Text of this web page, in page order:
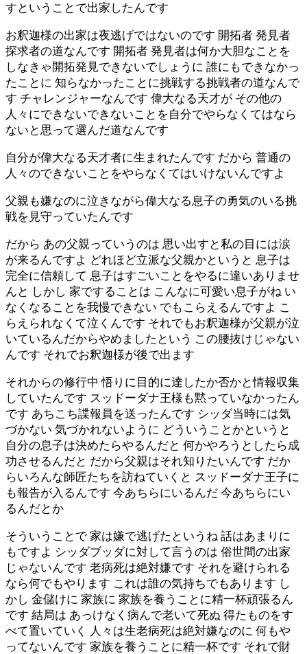
すということで出家したんです
お釈迦様の出家は夜逃げではないのです 開拓者 発見者
探求者の道なんです 開拓者 発見者は何か大胆なことを
しなきゃ開拓発見できないでしょうに 誰にもできなかっ
たことに 知らなかったことに挑戦する挑戦者の道なんで
す チャレンジャーなんです 偉大なる天才が その他の
人々にできないできないことを自分でやらなくてはなら
ないと思って選んだ道なんです
自分が偉大なる天才者に生まれたんです だから 普通の
人々のできないことをやらなくてはいけないんですよ
父親も嫌なのに泣きながら偉大なる息子の勇気のいる挑
戦を見守っていたんです
だから あの父親っていうのは 思い出すと私の目には涙
が来るんですよ どれほど立派な父親かというと 息子は
完全に信頼して 息子はすごいことをやるに違いありませ
んと しかし 家ですることは こんなに可愛い息子がね い
なくなることを我慢できない でもこらえるんですよ こ
らえられなくて泣くんです それでもお釈迦様が父親が泣
いているんだからやめましたという この腰抜けじゃない
んです それでお釈迦様が後で出ます
それからの修行中 悟りに目的に達したか否かと情報収集
していたんです スッドーダナ王様も黙っていなかったん
です あちこち諜報員を送ったんです シッダ当時には気
づかない 気づかれないように どういうことかというと
自分の息子は決めたらやるんだと 何かやろうとしたら成
功させるんだと だから父親はそれ知りたいんです だか
らいろんな師匠たちを訪ねていくと スッドーダナ王子に
も報告が入るんです 今あちらにいるんだ 今あちらにい
るんだとか
そういうことで 家は嫌で逃げたというね 話はあまりに
もですよ シッダブッダに対して言うのは 俗世間の出家
じゃないんです 老病死は絶対嫌です それを避けられる
なら何でもやります これは誰の気持ちでもあります し
かし 金儲けに 家族に 家族を養うことに精一杯頑張るん
です 結局は あっけなく病んで老いて死ぬ 得たものをす
べて置いていく 人々は生老病死は絶対嫌なのに 何もや
ってないんです 家族を養うことに精一杯です それで財